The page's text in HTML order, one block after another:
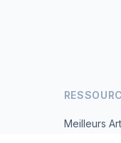
Meilleurs